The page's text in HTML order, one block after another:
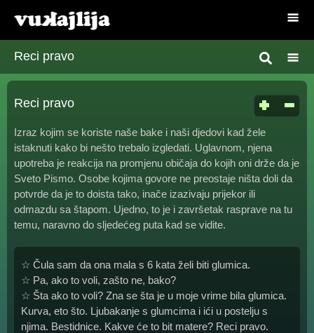
Reci pravo
Reci pravo
Izraz kojim se koriste naše bake i naši djedovi kad žele
istaknuti kako bi nešto trebalo izgledati. Uglavnom, njena
upotreba je reakcija na promjenu običaja do kojih oni drže da je
Sveto Pismo. Osobe kojima govore ne preostaje ništa doli da
potvrde da je to doista tako, inače izazivaju prijekor ili
odmazdu sa štapom. Ujedno, to je i završetak rasprave na tu
temu, naravno do sljedećeg puta kad se vidite.
☆ Čula sam da ona mala s 6 kata želi biti glumica.
☆ Pa, ako to voli, zašto ne, bako?
☆ Šta ako to voli? Zna se šta je u moje vrime bila glumica.
Kurva, eto što. Ljubakanje s glumcima i ići u postelju s
njima. Bestidnice. Kakve će to bit matere? Reci pravo.